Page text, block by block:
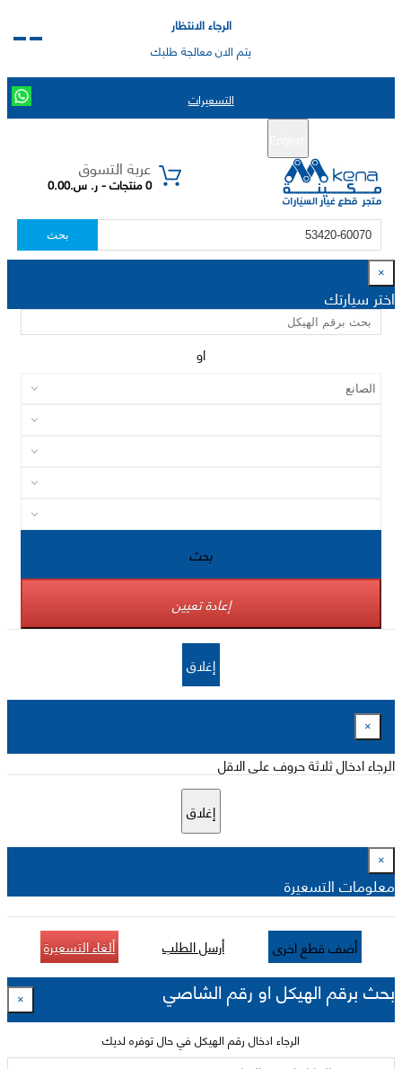
الرجاء الانتظار
يتم الان معالجة طلبك
التسعيرات
عربة التسوق
0 منتجات - ر. س.0.00
بحث
×
اختر سيارتك
او
بحث
إعادة تعيين
إغلاق
×
الرجاء ادخال ثلاثة حروف على الاقل
إغلاق
×
معلومات التسعيرة
أضف قطع اخرى أرسل الطلب ألغاء التسعيرة
بحث برقم الهيكل او رقم الشاصي ×
الرجاء ادخال رقم الهيكل في حال توفره لديك